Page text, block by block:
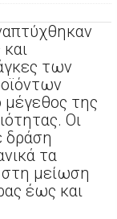
υποστήριξη
των
μέγεθος της
Οι
δράση
τα
στη μείωση
έως και